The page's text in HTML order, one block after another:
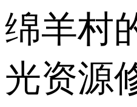
绵羊村
光资源